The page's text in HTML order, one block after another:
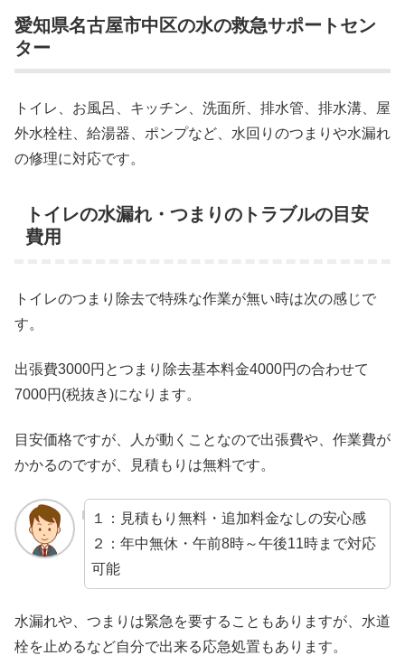
愛知県名古屋市中区の水の救急サポートセン
ター
トイレ、お風呂、キッチン、洗面所、排水管、排水溝、屋
外水栓柱、給湯器、ポンプなど、水回りのつまりや水漏れ
の修理に対応です。
トイレの水漏れ・つまりのトラブルの目安
費用
トイレのつまり除去で特殊な作業が無い時は次の感じで
す。
出張費3000円とつまり除去基本料金4000円の合わせて
7000円(税抜き)になります。
目安価格ですが、人が動くことなので出張費や、作業費が
かかるのですが、見積もりは無料です。
１：見積もり無料・追加料金なしの安心感
２：年中無休・午前8時～午後11時まで対応
可能
水漏れや、つまりは緊急を要することもありますが、水道
栓を止めるなど自分で出来る応急処置もあります。